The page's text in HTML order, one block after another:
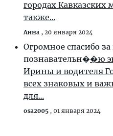
городах Кавказских
также...
Анна , 20 января 2024
Огромное спасибо
познавательн��ю
Ирины и водителя
всех знаковых и
для...
osa2005 , 01 января 2024